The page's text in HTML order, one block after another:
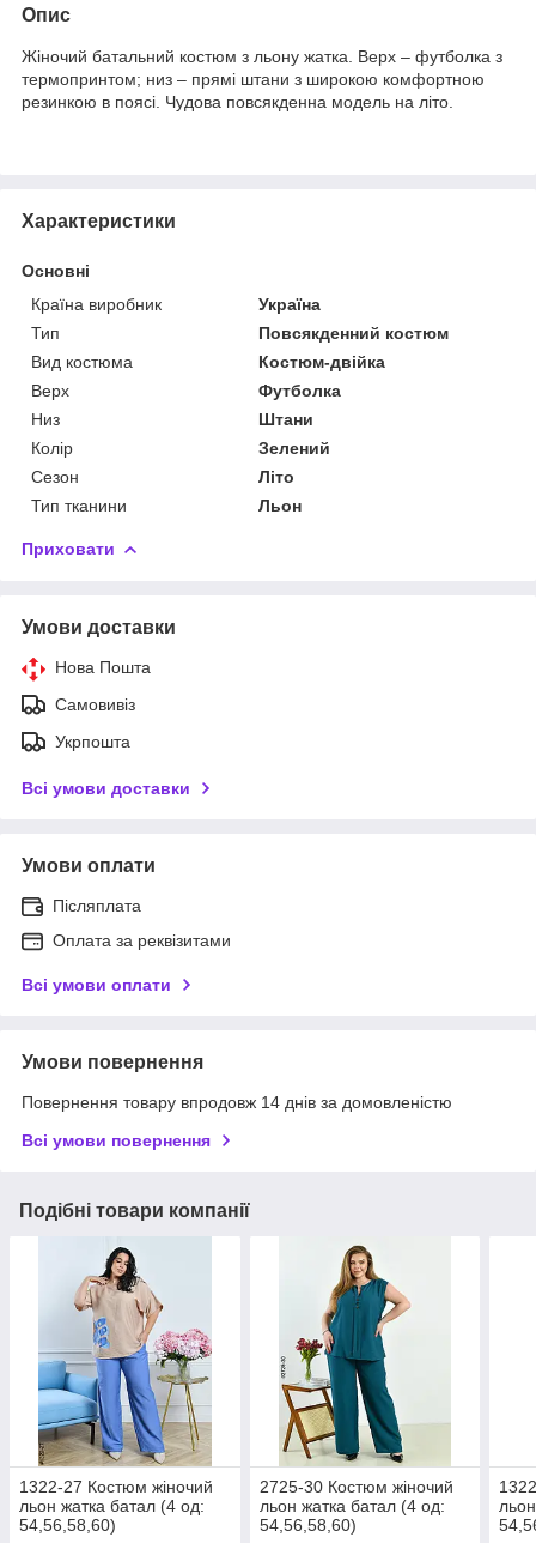
Опис
Жіночий батальний костюм з льону жатка. Верх – футболка з
термопринтом; низ – прямі штани з широкою комфортною
резинкою в поясі. Чудова повсякденна модель на літо.
Характеристики
Основні
Країна виробник
Україна
Тип
Повсякденний костюм
Вид костюма
Костюм-двійка
Верх
Футболка
Низ
Штани
Колір
Зелений
Сезон
Літо
Тип тканини
Льон
Приховати
Умови доставки
Нова Пошта
Самовивіз
Укрпошта
Всі умови доставки
Умови оплати
Післяплата
Оплата за реквізитами
Всі умови оплати
Умови повернення
Повернення товару впродовж 14 днів за домовленістю
Всі умови повернення
Подібні товари компанії
1322-27 Костюм жіночий
льон жатка батал (4 од:
54,56,58,60)
2725-30 Костюм жіночий
льон жатка батал (4 од:
54,56,58,60)